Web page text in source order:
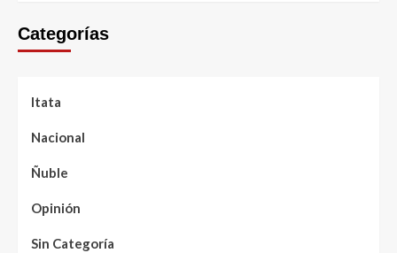
Categorías
Itata
Nacional
Ñuble
Opinión
Sin Categoría